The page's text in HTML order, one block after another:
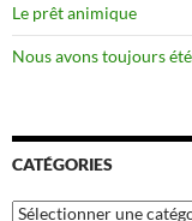
Le prêt animique
Nous avons toujours
CATÉGORIES
Catégories